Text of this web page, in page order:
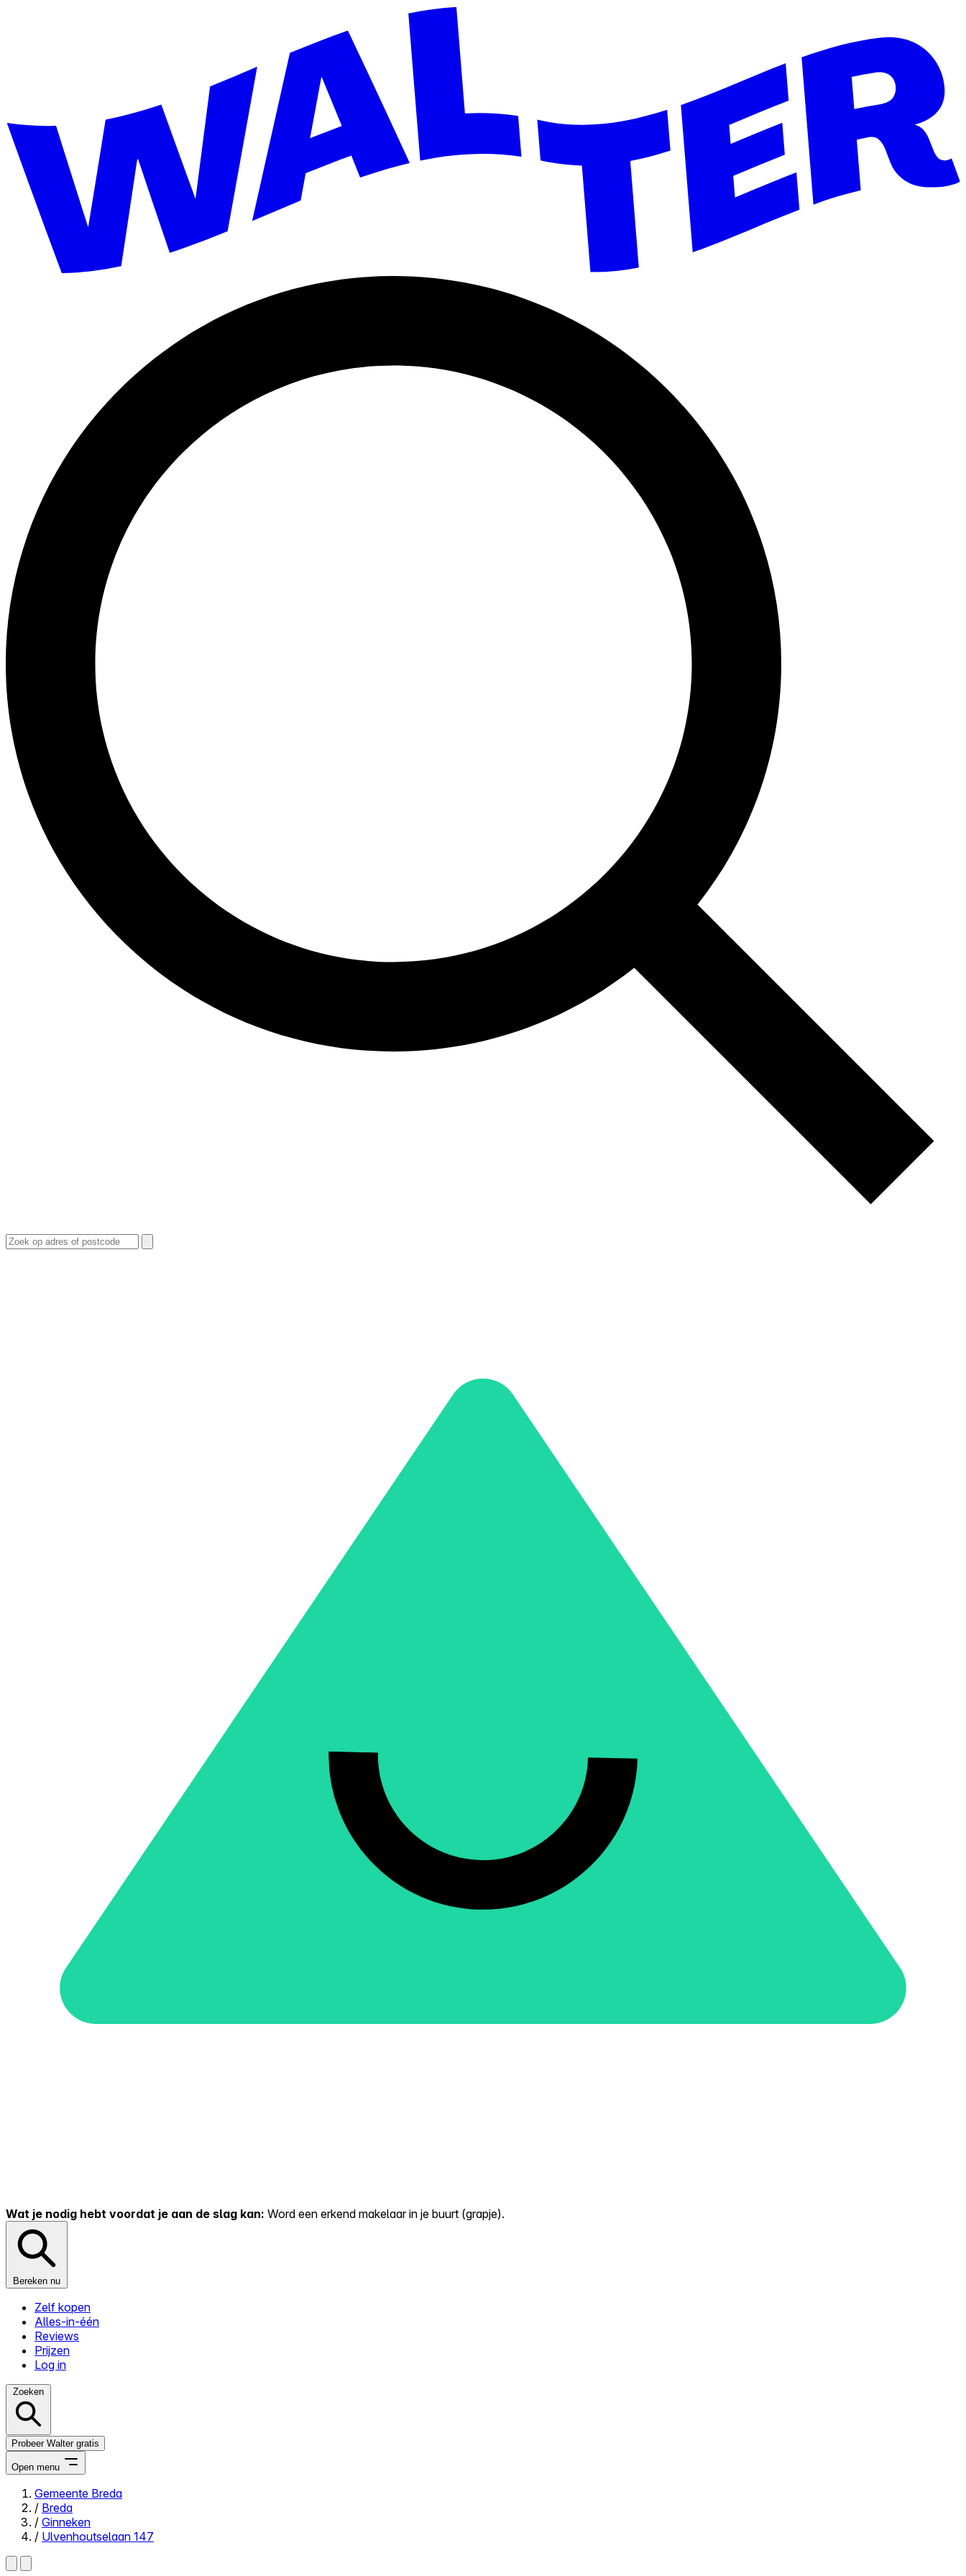
Wat je nodig hebt voordat je aan de slag kan: Word een erkend makelaar in je buurt (grapje).
Bereken nu
Zelf kopen
Alles-in-één
Reviews
Prijzen
Log in
Zoeken
Probeer Walter gratis
Open menu
Close menu
Gemeente Breda
/ Breda
/ Ginneken
/ Ulvenhoutselaan 147